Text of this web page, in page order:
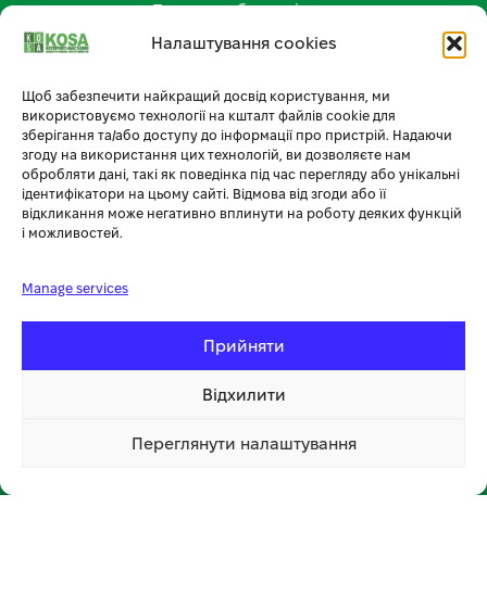
Налаштування cookies
Щоб забезпечити найкращий досвід користування, ми
використовуємо технології на кшталт файлів cookie для
зберігання та/або доступу до інформації про пристрій. Надаючи
згоду на використання цих технологій, ви дозволяєте нам
обробляти дані, такі як поведінка під час перегляду або унікальні
ідентифікатори на цьому сайті. Відмова від згоди або її
відкликання може негативно вплинути на роботу деяких функцій
і можливостей.
Manage services
Прийняти
Відхилити
Переглянути налаштування
Працюємо без вихідних
КОНТАКТИ
+38 (096) 185-94-30
+380 (96) 796 14 54
🏪 МАГАЗИН KOSA У ТЕРНОПОЛІ
🕘 Пн–Нд: 08:00–20:00 📞